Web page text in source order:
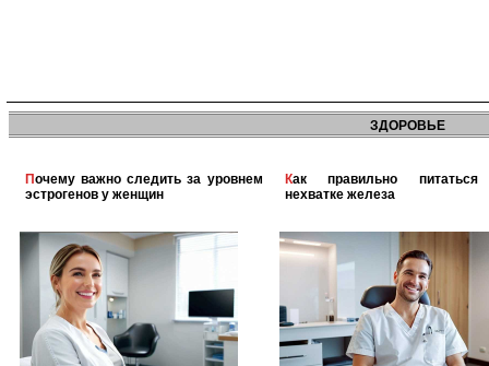
ЗДОРОВЬЕ
Почему важно следить за уровнем
эстрогенов у женщин
Как правильно питаться при
нехватке железа